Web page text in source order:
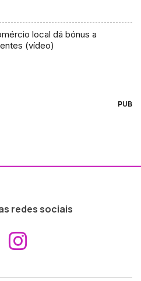
local dá bónus a
(vídeo)
PUB
redes sociais
Aceder ao